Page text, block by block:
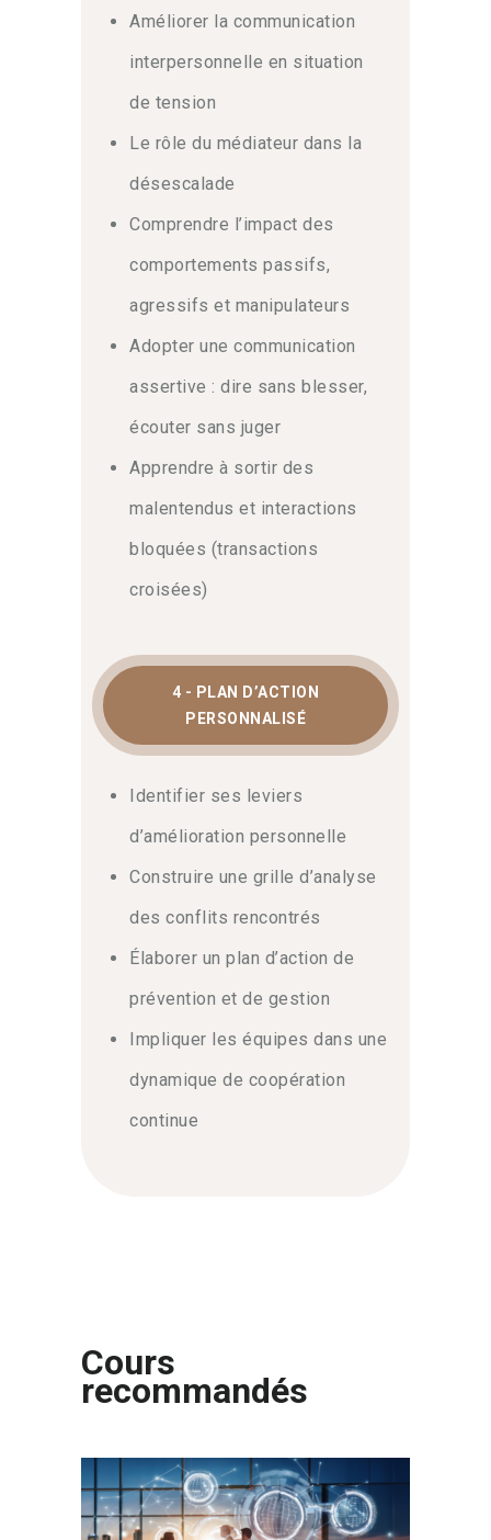
Améliorer la communication
interpersonnelle en situation
de tension
Le rôle du médiateur dans la
désescalade
Comprendre l’impact des
comportements passifs,
agressifs et manipulateurs
Adopter une communication
assertive : dire sans blesser,
écouter sans juger
Apprendre à sortir des
malentendus et interactions
bloquées (transactions
croisées)
4 - PLAN D’ACTION
PERSONNALISÉ
Identifier ses leviers
d’amélioration personnelle
Construire une grille d’analyse
des conflits rencontrés
Élaborer un plan d’action de
prévention et de gestion
Impliquer les équipes dans une
dynamique de coopération
continue
Cours
recommandés